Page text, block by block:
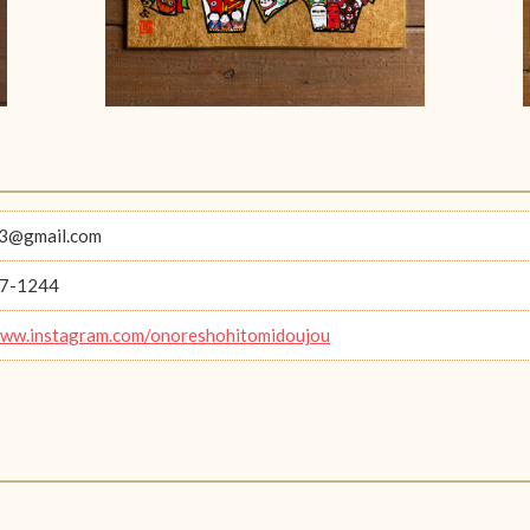
1244
onoreshohitomidoujou